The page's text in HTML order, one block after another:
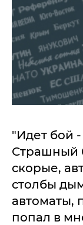
"Идет бой
Страшный
скорые,
столбы
автоматы,
попал в